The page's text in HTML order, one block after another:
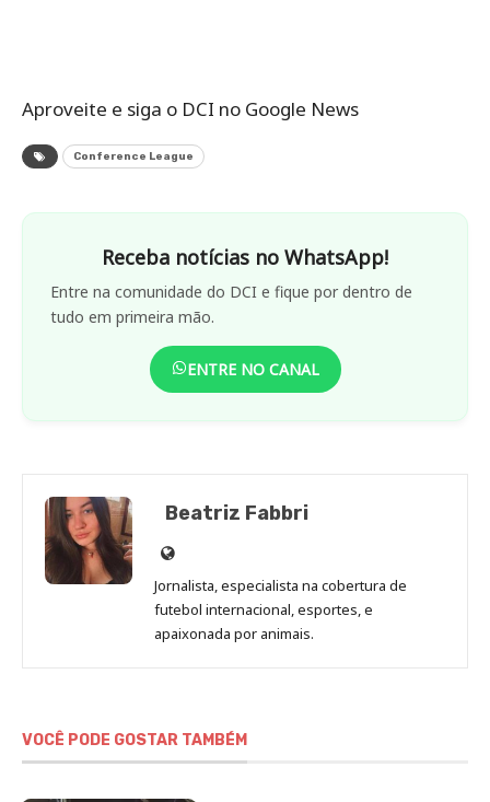
Aproveite e siga o DCI no Google News
Conference League
Receba notícias no WhatsApp!
Entre na comunidade do DCI e fique por dentro de
tudo em primeira mão.
ENTRE NO CANAL
Beatriz Fabbri
Site
de
Beatriz
Fabbri
Jornalista, especialista na cobertura de
futebol internacional, esportes, e
apaixonada por animais.
VOCÊ PODE GOSTAR TAMBÉM